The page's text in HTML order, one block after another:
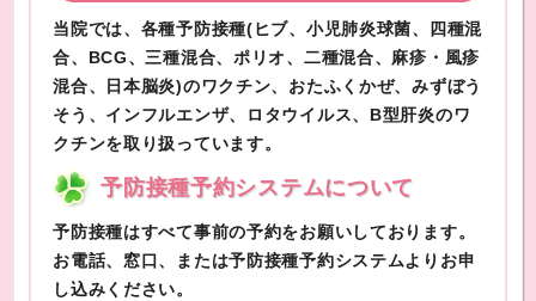
当院では、各種予防接種(ヒブ、小児肺炎球菌、四種混
合、BCG、三種混合、ポリオ、二種混合、麻疹・風疹
混合、日本脳炎)のワクチン、おたふくかぜ、みずぼう
そう、インフルエンザ、ロタウイルス、B型肝炎のワ
クチンを取り扱っています。
予防接種予約システムについて
予防接種はすべて事前の予約をお願いしております。
お電話、窓口、または予防接種予約システムよりお申
し込みください。